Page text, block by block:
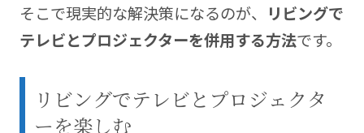
そこで現実的な解決策になるのが、 リビングで
テレビとプロジェクターを併用する方法です。
リビングでテレビとプロジェクタ
ーを楽しむ